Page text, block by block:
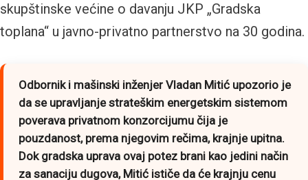
skupštinske većine o davanju JKP „Gradska
toplana“ u javno-privatno partnerstvo na 30 godina.
Odbornik i mašinski inženjer Vladan Mitić upozorio je
da se upravljanje strateškim energetskim sistemom
poverava privatnom konzorcijumu čija je
pouzdanost, prema njegovim rečima, krajnje upitna.
Dok gradska uprava ovaj potez brani kao jedini način
za sanaciju dugova, Mitić ističe da će krajnju cenu